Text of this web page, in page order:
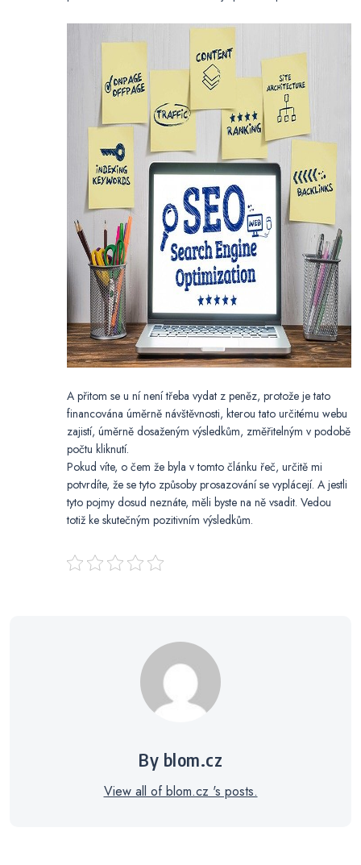
A přitom se u ní není třeba vydat z peněz, protože je tato
financována úměrně návštěvnosti, kterou tato určitému webu
zajistí, úměrně dosaženým výsledkům, změřitelným v podobě
počtu kliknutí.
Pokud víte, o čem že byla v tomto článku řeč, určitě mi
potvrdíte, že se tyto způsoby prosazování se vyplácejí. A jestli
tyto pojmy dosud neznáte, měli byste na ně vsadit. Vedou
totiž ke skutečným pozitivním výsledkům.
By blom.cz
View all of blom.cz 's posts.